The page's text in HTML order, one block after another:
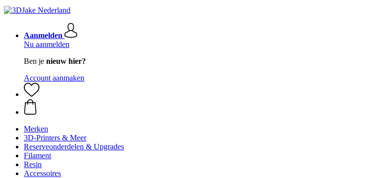
Aanmelden
Nu aanmelden
Ben je nieuw hier?
Account aanmaken
Merken
3D-Printers & Meer
Reserveonderdelen & Upgrades
Filament
Resin
Accessoires